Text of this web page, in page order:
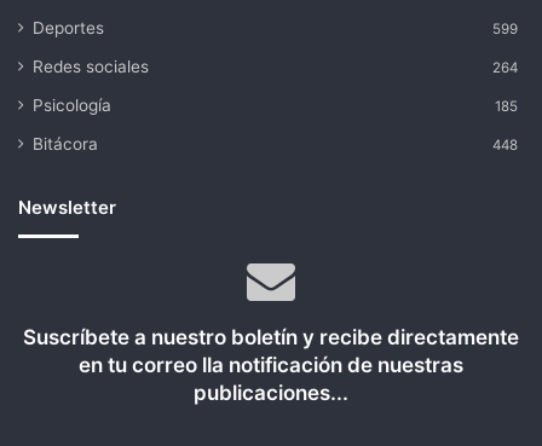
Deportes 599
Redes sociales 264
Psicología 185
Bitácora 448
Newsletter
Suscríbete a nuestro boletín y recibe directamente
en tu correo lla notificación de nuestras
publicaciones...